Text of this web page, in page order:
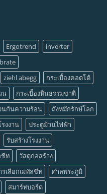
Ergotrend
inverter
ziehl abegg
กระเบื้องคอตโต้
น
กระเบื้องหินธรรมชาติ
นกันความร้อน
ถังหมักรักษ์โลก
งงาน
ประตูม้วนไฟฟ้า
รับสร้างโรงงาน
ชีท
วัสดุก่อสร้าง
รเลือกเมทัลชีท
ศาลพระภูมิ
สมาร์ทบอร์ด